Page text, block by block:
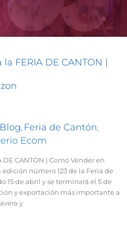
FERIA DE CANTON |
Blog, Feria de Cantón,
Ecom
DE CANTON | Como Vender en
número 123 de la Feria de
15 de abril y se terminará el 5 de
y exportación más importante a
y